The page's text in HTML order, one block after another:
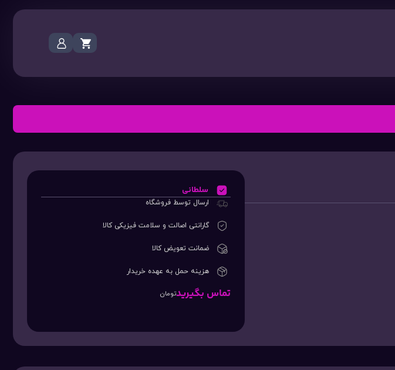
سلطانی
ارسال توسط فروشگاه
گارانتی اصالت و سلامت فیزیکی کالا
ضمانت تعویض کالا
هزینه حمل به عهده خریدار
تماس بگیریدتومان